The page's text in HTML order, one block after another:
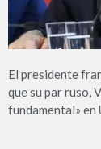
El presidente
que su par ruso,
fundamental» en